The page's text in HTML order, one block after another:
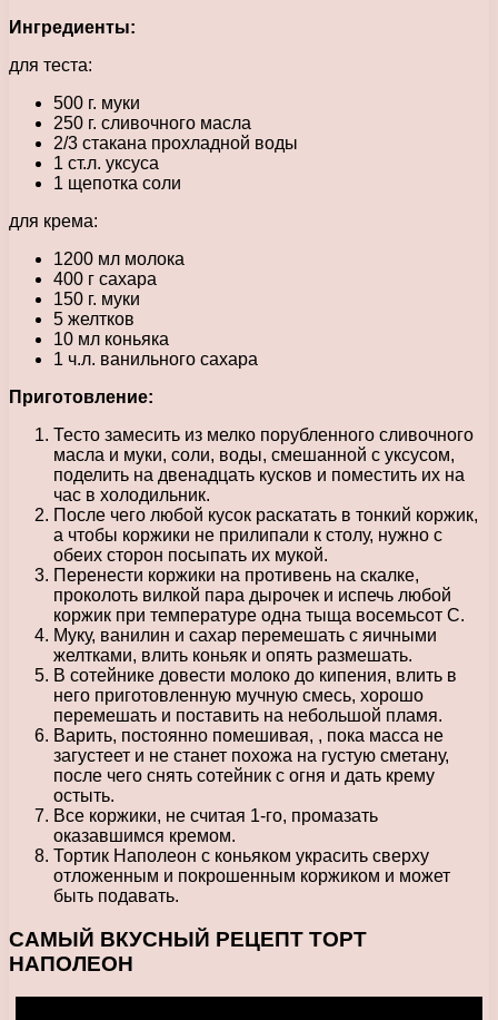
Ингредиенты:
для теста:
500 г. муки
250 г. сливочного масла
2/3 стакана прохладной воды
1 ст.л. уксуса
1 щепотка соли
для крема:
1200 мл молока
400 г сахара
150 г. муки
5 желтков
10 мл коньяка
1 ч.л. ванильного сахара
Приготовление:
Тесто замесить из мелко порубленного сливочного
масла и муки, соли, воды, смешанной с уксусом,
поделить на двенадцать кусков и поместить их на
час в холодильник.
После чего любой кусок раскатать в тонкий коржик,
а чтобы коржики не прилипали к столу, нужно с
обеих сторон посыпать их мукой.
Перенести коржики на противень на скалке,
проколоть вилкой пара дырочек и испечь любой
коржик при температуре одна тыща восемьсот С.
Муку, ванилин и сахар перемешать с яичными
желтками, влить коньяк и опять размешать.
В сотейнике довести молоко до кипения, влить в
него приготовленную мучную смесь, хорошо
перемешать и поставить на небольшой пламя.
Варить, постоянно помешивая, , пока масса не
загустеет и не станет похожа на густую сметану,
после чего снять сотейник с огня и дать крему
остыть.
Все коржики, не считая 1-го, промазать
оказавшимся кремом.
Тортик Наполеон с коньяком украсить сверху
отложенным и покрошенным коржиком и может
быть подавать.
САМЫЙ ВКУСНЫЙ РЕЦЕПТ ТОРТ
НАПОЛЕОН